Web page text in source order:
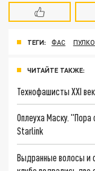
ТЕГИ: ФАС
ЧИТАЙТЕ ТАКЖЕ:
Технофашисты XXI
Оплеуха Маску. "Пора
Starlink
Выдранные волосы и